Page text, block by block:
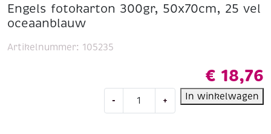
Engels fotokarton 300gr, 50x70cm, 25 vel
oceaanblauw
€ 18,76
-
fotokarton
+ In winkelwagen
Artikelnummer: 105235